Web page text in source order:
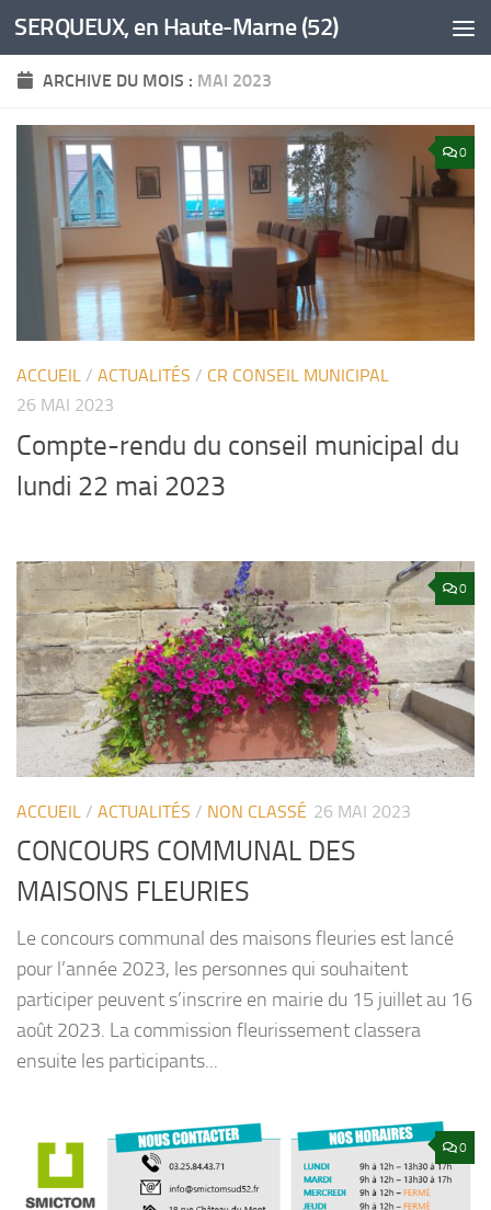
Skip to content
SERQUEUX, en Haute-Marne (52)
ARCHIVE DU MOIS : MAI 2023
0
ACCUEIL / ACTUALITÉS / CR CONSEIL MUNICIPAL
26 MAI 2023
Compte-rendu du conseil municipal du
lundi 22 mai 2023
0
ACCUEIL / ACTUALITÉS / NON CLASSÉ 26 MAI 2023
CONCOURS COMMUNAL DES
MAISONS FLEURIES
Le concours communal des maisons fleuries est lancé
pour l’année 2023, les personnes qui souhaitent
participer peuvent s’inscrire en mairie du 15 juillet au 16
août 2023. La commission fleurissement classera
ensuite les participants...
0